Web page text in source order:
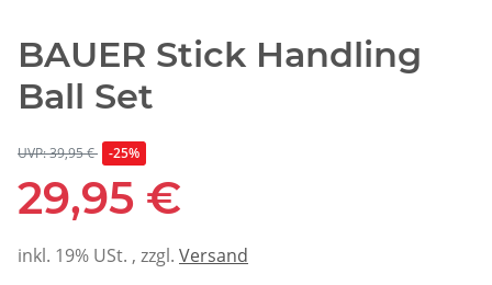
BAUER Stick Handling
Ball Set
UVP: 39,95 € -25%
29,95 €
inkl. 19% USt. , zzgl. Versand